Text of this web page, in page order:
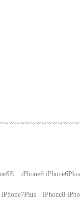
　iPhone6
　iPhone8